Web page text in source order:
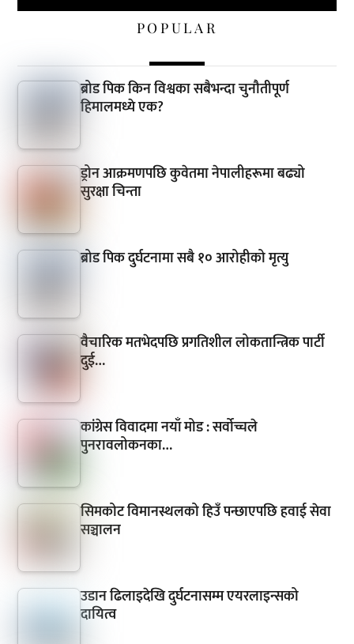
POPULAR
ब्रोड पिक किन विश्वका सबैभन्दा चुनौतीपूर्ण
हिमालमध्ये एक?
ड्रोन आक्रमणपछि कुवेतमा नेपालीहरूमा बढ्यो
सुरक्षा चिन्ता
ब्रोड पिक दुर्घटनामा सबै १० आरोहीको मृत्यु
वैचारिक मतभेदपछि प्रगतिशील लोकतान्त्रिक पार्टी
दुई…
कांग्रेस विवादमा नयाँ मोड : सर्वोच्चले
पुनरावलोकनका…
सिमकोट विमानस्थलको हिउँ पन्छाएपछि हवाई सेवा
सञ्चालन
उडान ढिलाइदेखि दुर्घटनासम्म एयरलाइन्सको
दायित्व